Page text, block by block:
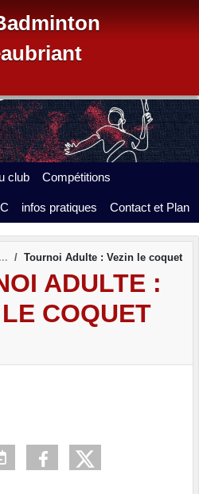
club Compétitions
infos pratiques Contact et Plan
Tournoi Adulte : Vezin le coquet
ADULTE :
COQUET